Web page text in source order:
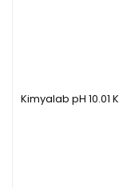
Kimyalab pH 10.01